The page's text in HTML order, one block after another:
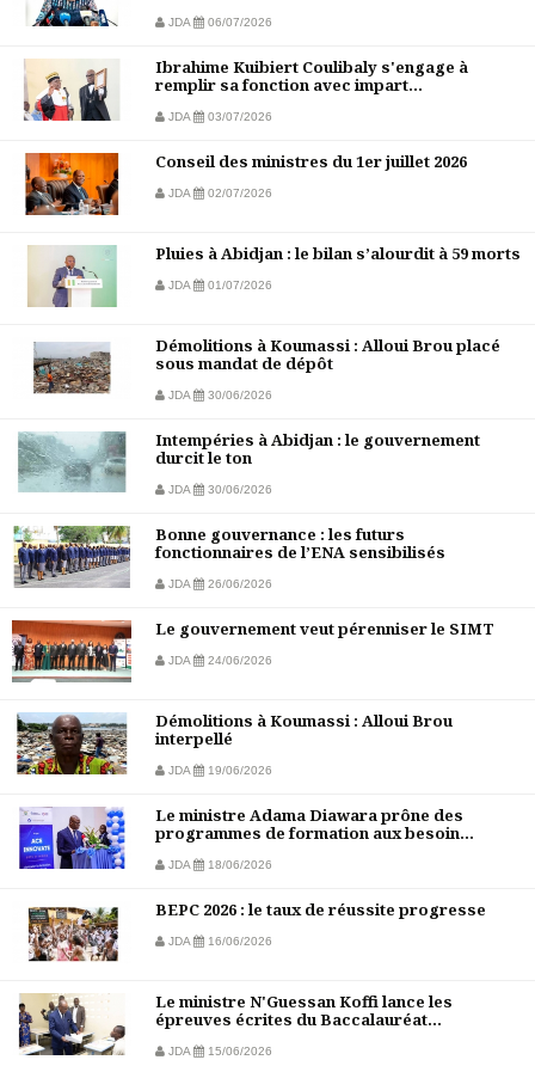
JDA 06/07/2026
Ibrahime Kuibiert Coulibaly s'engage à
remplir sa fonction avec impart...
JDA 03/07/2026
Conseil des ministres du 1er juillet 2026
JDA 02/07/2026
Pluies à Abidjan : le bilan s’alourdit à 59 morts
JDA 01/07/2026
Démolitions à Koumassi : Alloui Brou placé
sous mandat de dépôt
JDA 30/06/2026
Intempéries à Abidjan : le gouvernement
durcit le ton
JDA 30/06/2026
Bonne gouvernance : les futurs
fonctionnaires de l’ENA sensibilisés
JDA 26/06/2026
Le gouvernement veut pérenniser le SIMT
JDA 24/06/2026
Démolitions à Koumassi : Alloui Brou
interpellé
JDA 19/06/2026
Le ministre Adama Diawara prône des
programmes de formation aux besoin...
JDA 18/06/2026
BEPC 2026 : le taux de réussite progresse
JDA 16/06/2026
Le ministre N'Guessan Koffi lance les
épreuves écrites du Baccalauréat...
JDA 15/06/2026